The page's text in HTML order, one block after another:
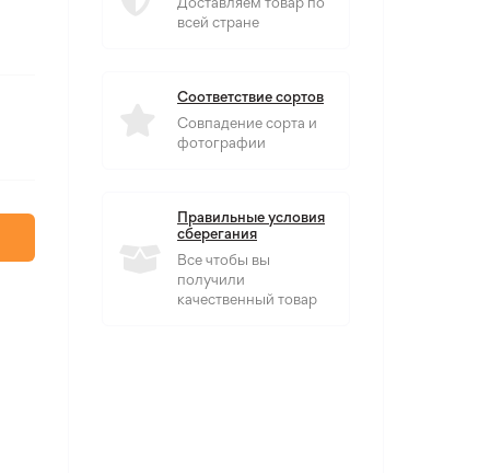
всей стране
Соответствие сортов
Совпадение сорта и
фотографии
Правильные условия
сберегания
Все чтобы вы
получили
качественный товар